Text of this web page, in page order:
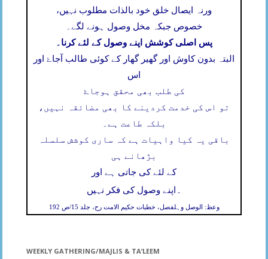
ورنہ ایصال خلق خود بالذات مطلوب نہیں،
خصوص جبکہ مخل وصول ہونے لگے۔
پس اصلی کوشش اپنے وصول کے لئے کرنا۔
البتہ بدون کاوش اور گھیر گھار کے کوئی طالب آجاۓ اور
اس
کی طلب بھی محقق ہوجاۓ
تو اس کی خدمت کردینے کا بھی مضائقہ نہیں،
بلکہ طاعت ہے۔
باقی یہ کیا واہیات ہے کہ ساری کوشش سلسلہ
بڑھانے ہی
کے لئے کی جاتی ہے اور
اپنے وصول کی فکر نہیں ۔
وعظ: الوصل وہلفصل، خطبات حکیم الامت رح، جلد 15/ص 192
WEEKLY GATHERING/MAJLIS & TA’LEEM